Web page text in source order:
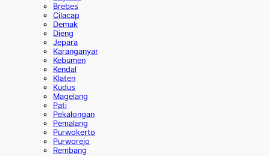
Brebes
Cilacap
Demak
Dieng
Jepara
Karanganyar
Kebumen
Kendal
Klaten
Kudus
Magelang
Pati
Pekalongan
Pemalang
Purwokerto
Purworejo
Rembang